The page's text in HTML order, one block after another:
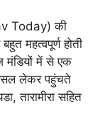
Today) की
महत्वपूर्ण होती
मंडियों में से एक
लेकर पहुंचते
तारामीरा सहित